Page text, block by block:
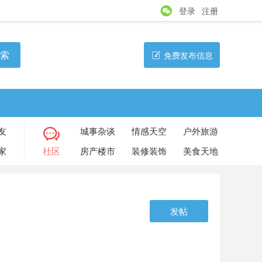
登录 注册
免费发布信息
社区
城事杂谈 情感天空
户外旅游
房产楼市
装修装饰 美食天地
发帖